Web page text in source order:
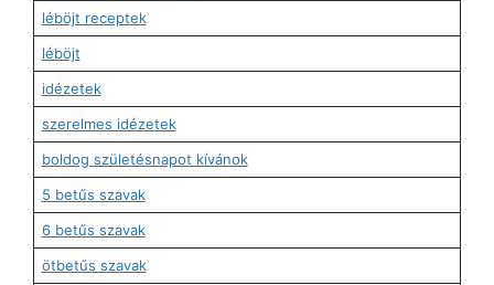
léböjt receptek
léböjt
idézetek
szerelmes idézetek
boldog születésnapot kívánok
5 betűs szavak
6 betűs szavak
ötbetűs szavak